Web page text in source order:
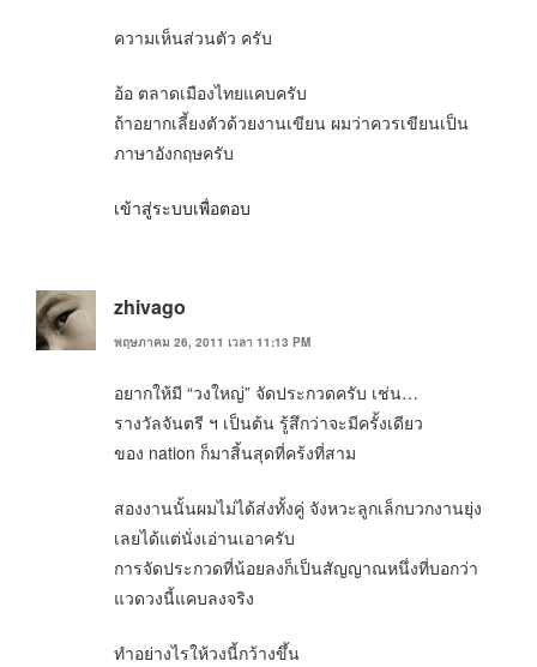
ความเห็นส่วนตัว ครับ
อ้อ ตลาดเมืองไทยแคบครับ
ถ้าอยากเลี้ยงตัวด้วยงานเขียน ผมว่าควรเขียนเป็น
ภาษาอังกฤษครับ
เข้าสู่ระบบเพื่อตอบ
zhivago
พฤษภาคม 26, 2011 เวลา 11:13 PM
อยากให้มี “วงใหญ่” จัดประกวดครับ เช่น…
รางวัลจันตรี ฯ เป็นต้น รู้สึกว่าจะมีครั้งเดียว
ของ nation ก็มาสิ้นสุดที่คร้งที่สาม
สองงานนั้นผมไม่ได้ส่งทั้งคู่ จังหวะลูกเล็กบวกงานยุ่ง
เลยได้แต่นั่งเอ่านเอาครับ
การจัดประกวดที่น้อยลงก็เป็นสัญญาณหนึ่งที่บอกว่า
แวดวงนี้แคบลงจริง
ทำอย่างไรให้วงนี้กว้างขึ้น